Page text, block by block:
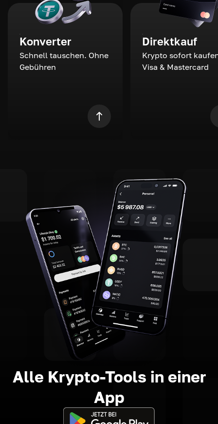
Konverter
Schnell tauschen. Ohne
Gebühren
Direktkauf
Krypto sofort
Visa & Mastercard
Alle Krypto-Tools in einer
App